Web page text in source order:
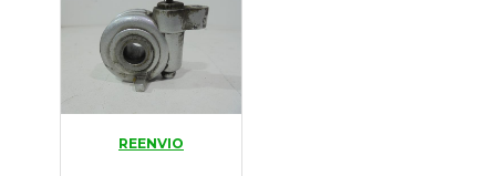
Motores
Nuevos
Motores
UsadosREENVIO